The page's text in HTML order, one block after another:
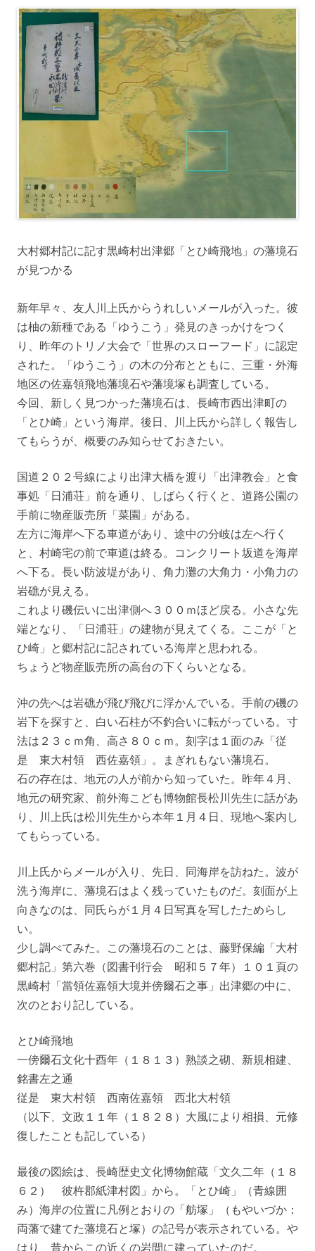
大村郷村記に記す黒崎村出津郷「とひ崎飛地」の藩境石
が見つかる
新年早々、友人川上氏からうれしいメールが入った。彼
は柚の新種である「ゆうこう」発見のきっかけをつく
り、昨年のトリノ大会で「世界のスローフード」に認定
された。「ゆうこう」の木の分布とともに、三重・外海
地区の佐嘉領飛地藩境石や藩境塚も調査している。
今回、新しく見つかった藩境石は、長崎市西出津町の
「とひ崎」という海岸。後日、川上氏から詳しく報告し
てもらうが、概要のみ知らせておきたい。
国道２０２号線により出津大橋を渡り「出津教会」と食
事処「日浦荘」前を通り、しばらく行くと、道路公園の
手前に物産販売所「菜園」がある。
左方に海岸へ下る車道があり、途中の分岐は左へ行く
と、村崎宅の前で車道は終る。コンクリート坂道を海岸
へ下る。長い防波堤があり、角力灘の大角力・小角力の
岩礁が見える。
これより磯伝いに出津側へ３００ｍほど戻る。小さな先
端となり、「日浦荘」の建物が見えてくる。ここが「と
ひ崎」と郷村記に記されている海岸と思われる。
ちょうど物産販売所の高台の下くらいとなる。
沖の先へは岩礁が飛び飛びに浮かんでいる。手前の磯の
岩下を探すと、白い石柱が不釣合いに転がっている。寸
法は２３ｃｍ角、高さ８０ｃｍ。刻字は１面のみ「従
是 東大村領 西佐嘉領」。まぎれもない藩境石。
石の存在は、地元の人が前から知っていた。昨年４月、
地元の研究家、前外海こども博物館長松川先生に話があ
り、川上氏は松川先生から本年１月４日、現地へ案内し
てもらっている。
川上氏からメールが入り、先日、同海岸を訪ねた。波が
洗う海岸に、藩境石はよく残っていたものだ。刻面が上
向きなのは、同氏らが１月４日写真を写したためらし
い。
少し調べてみた。この藩境石のことは、藤野保編「大村
郷村記」第六巻（図書刊行会 昭和５７年）１０１頁の
黒崎村「當領佐嘉領大境并傍爾石之事」出津郷の中に、
次のとおり記している。
とひ崎飛地
一傍爾石文化十酉年（１８１３）熟談之砌、新規相建、
銘書左之通
従是 東大村領 西南佐嘉領 西北大村領
（以下、文政１１年（１８２８）大風により相損、元修
復したことも記している）
最後の図絵は、長崎歴史文化博物館蔵「文久二年（１８
６２） 彼杵郡紙津村図」から。「とひ崎」（青線囲
み）海岸の位置に凡例とおりの「舫塚」（もやいづか：
両藩で建てた藩境石と塚）の記号が表示されている。や
はり、昔からこの近くの岩間に建っていたのだ。